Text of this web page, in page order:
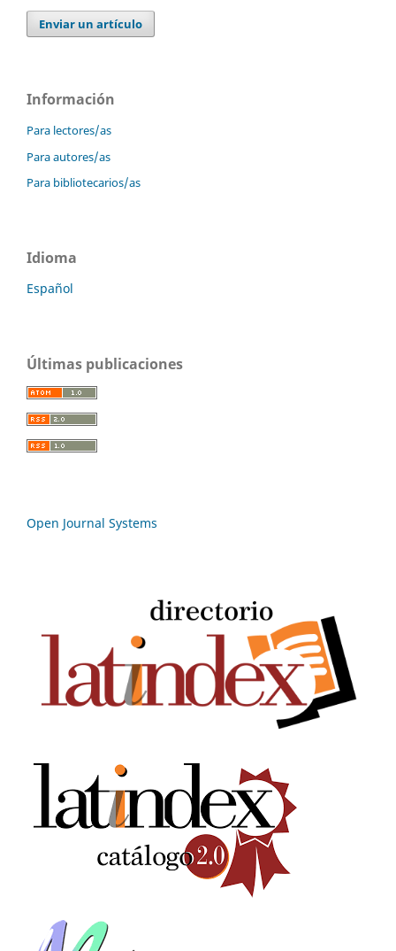
Enviar un artículo
Información
Para lectores/as
Para autores/as
Para bibliotecarios/as
Idioma
Español
Últimas publicaciones
Open Journal Systems